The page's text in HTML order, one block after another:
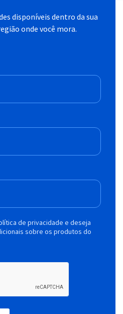
disponíveis dentro da sua
onde você mora.
de privacidade e deseja
sobre os produtos do